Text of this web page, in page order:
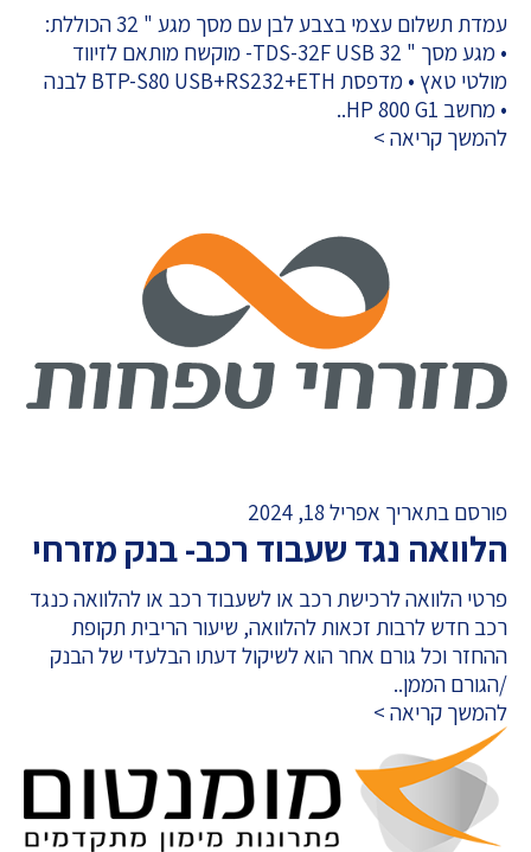
עמדת תשלום עצמי בצבע לבן עם מסך מגע " 32 הכוללת:
• מגע מסך " TDS-32F USB 32- מוקשח מותאם לזיווד
מולטי טאץ • מדפסת BTP-S80 USB+RS232+ETH לבנה
• מחשב HP 800 G1..
להמשך קריאה >
פורסם בתאריך אפריל 18, 2024
הלוואה נגד שעבוד רכב- בנק מזרחי
פרטי הלוואה לרכישת רכב או לשעבוד רכב או להלוואה כנגד
רכב חדש לרבות זכאות להלוואה, שיעור הריבית תקופת
ההחזר וכל גורם אחר הוא לשיקול דעתו הבלעדי של הבנק
/הגורם הממן..
להמשך קריאה >